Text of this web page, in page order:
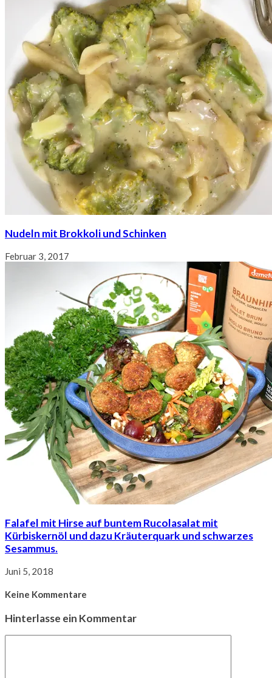
Nudeln mit Brokkoli und Schinken
Februar 3, 2017
Falafel mit Hirse auf buntem Rucolasalat mit
Kürbiskernöl und dazu Kräuterquark und schwarzes
Sesammus.
Juni 5, 2018
Keine Kommentare
Hinterlasse ein Kommentar